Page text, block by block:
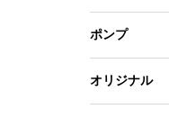
ポンプ
オリジナル